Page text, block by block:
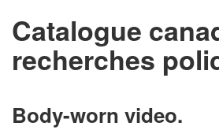
Catalogue
recherches
Body-worn video.